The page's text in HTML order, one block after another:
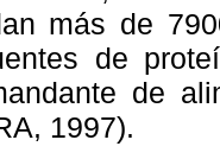
más de
de
de
1997).